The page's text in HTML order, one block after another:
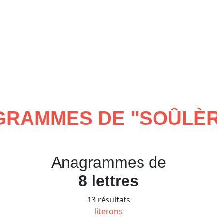
DE "
Anagrammes de
8 lettres
13 résultats
literons